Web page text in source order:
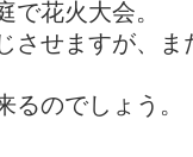
で花火大会。
させますが、ま
るのでしょう。